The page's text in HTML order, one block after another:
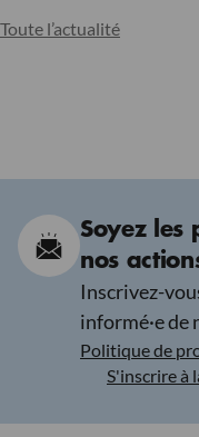
Toute l’actualité
Soyez les
nos
Inscrivez-
informé·e de
Politique de
S'inscrire à